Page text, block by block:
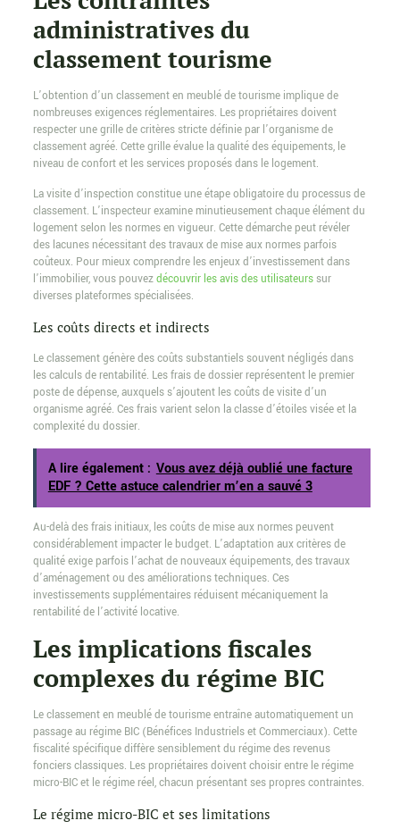
administratives du
classement tourisme
L’obtention d’un classement en meublé de tourisme implique de
nombreuses exigences réglementaires. Les propriétaires doivent
respecter une grille de critères stricte définie par l’organisme de
classement agréé. Cette grille évalue la qualité des équipements, le
niveau de confort et les services proposés dans le logement.
La visite d’inspection constitue une étape obligatoire du processus de
classement. L’inspecteur examine minutieusement chaque élément du
logement selon les normes en vigueur. Cette démarche peut révéler
des lacunes nécessitant des travaux de mise aux normes parfois
coûteux. Pour mieux comprendre les enjeux d’investissement dans
l’immobilier, vous pouvezdécouvrir les avis des utilisateurssur
diverses plateformes spécialisées.
Les coûts directs et indirects
Le classement génère des coûts substantiels souvent négligés dans
les calculs de rentabilité. Les frais de dossier représentent le premier
poste de dépense, auxquels s’ajoutent les coûts de visite d’un
organisme agréé. Ces frais varient selon la classe d’étoiles visée et la
complexité du dossier.
A lire également : Vous avez déjà oublié une facture
EDF ? Cette astuce calendrier m’en a sauvé 3
Au-delà des frais initiaux, les coûts de mise aux normes peuvent
considérablement impacter le budget. L’adaptation aux critères de
qualité exige parfois l’achat de nouveaux équipements, des travaux
d’aménagement ou des améliorations techniques. Ces
investissements supplémentaires réduisent mécaniquement la
rentabilité de l’activité locative.
Les implications fiscales
complexes du régime BIC
Le classement en meublé de tourisme entraîne automatiquement un
passage au régime BIC (Bénéfices Industriels et Commerciaux). Cette
fiscalité spécifique diffère sensiblement du régime des revenus
fonciers classiques. Les propriétaires doivent choisir entre le régime
micro-BIC et le régime réel, chacun présentant ses propres contraintes.
Le régime micro-BIC et ses limitations